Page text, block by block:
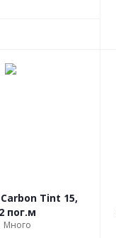
Tint 15,
пог.м
Много